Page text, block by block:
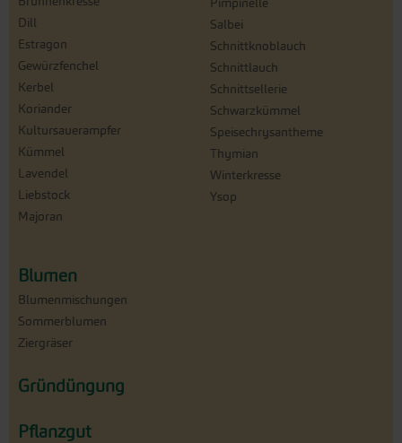
Dill
Estragon
Gewürzfenchel
Kerbel
Koriander
Kultursauerampfer
Kümmel
Lavendel
Liebstock
Majoran
Pimpinelle
Salbei
Schnittknoblauch
Schnittlauch
Schnittsellerie
Schwarzkümmel
Speisechrysantheme
Thymian
Winterkresse
Ysop
Blumen
Blumenmischungen
Sommerblumen
Ziergräser
Gründüngung
Pflanzgut